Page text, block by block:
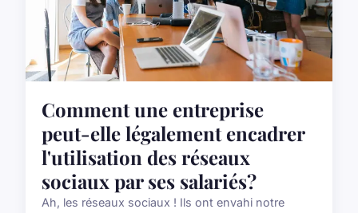
Comment une entreprise
peut-elle légalement encadrer
l'utilisation des réseaux
sociaux par ses salariés?
Ah, les réseaux sociaux ! Ils ont envahi notre